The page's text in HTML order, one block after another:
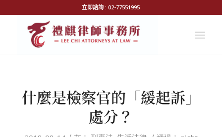
立即諮詢 : 02-77551995
什麼是檢察官的「緩起訴」
處分？